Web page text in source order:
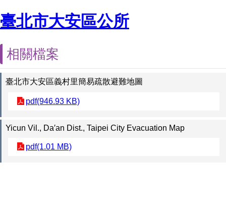
臺北市大安區公所
相關檔案
臺北市大安區義村里簡易疏散避難地圖
pdf(946.93 KB)
Yicun Vil., Da′an Dist., Taipei City Evacuation Map
pdf(1.01 MB)